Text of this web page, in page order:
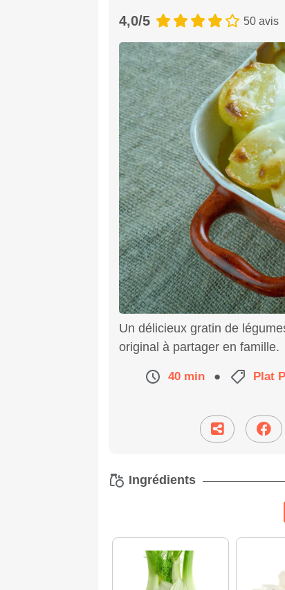
4,0/5 50 avis
Un délicieux gratin de
original à partager en famille.
40 min ● Plat
Ingrédients